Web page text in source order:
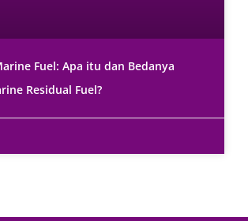
Fuel: Apa itu dan Bedanya
Residual Fuel?